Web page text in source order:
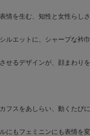
情を生む、知性と女性らし
ルエットに、シャープな衿
せるデザインが、顔まわり
フスをあしらい、動くたび
にもフェミニンにも表情を変